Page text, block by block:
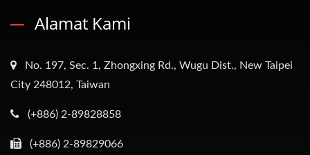
Alamat Kami
No. 197, Sec. 1, Zhongxing Rd., Wugu Dist., New Taipei
City 248012, Taiwan
(+886) 2-89828858
(+886) 2-89829066